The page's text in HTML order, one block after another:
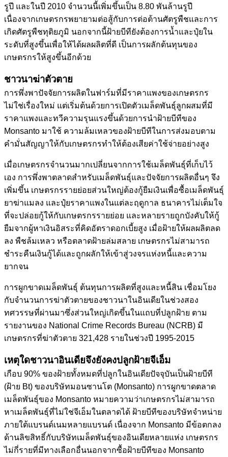
รูปี และในปี 2010 จำนวนนี้เพิ่มขึ้นเป็น 8.80 พันล้านรูปี
เนื่องจากเกษตรกรพยายามต่อสู้กับการต่อต้านศัตรูพืชและการ
เกิดศัตรูพืชทุติยภูมิ นอกจากนี้ฝ้ายบีทียังต้องการน้ำและปุ๋ยใน
ระดับที่สูงขึ้นเพื่อให้ได้ผลผลิตที่ดี เป็นการผลักต้นทุนของ
เกษตรกรให้สูงขึ้นอีกด้วย
ชาวนาฆ่าตัวตาย
การพึ่งพาปัจจัยการผลิตในฟาร์มที่มีราคาแพงของเกษตรกร
ไม่ใช่เรื่องใหม่ แต่เริ่มต้นด้วยการเปิดตัวเมล็ดพันธุ์ลูกผสมที่มี
ราคาแพงและทวีความรุนแรงขึ้นด้วยการนำฝ้ายบีทีของ
Monsanto มาใช้ ความล้มเหลวของฝ้ายบีทีในการส่งมอบตาม
คำมั่นสัญญาให้กับเกษตรกรทำให้ต้องเสียค่าใช้จ่ายอย่างสูง
เมื่อเกษตรกรจำนวนมากเปลี่ยนจากการใช้เมล็ดพันธุ์ที่เก็บไว้
เอง การพึ่งพาตลาดสำหรับเมล็ดพันธุ์และปัจจัยการผลิตอื่นๆ จึง
เพิ่มขึ้น เกษตรกรรายย่อยส่วนใหญ่ต้องกู้ยืมเงินเพื่อซื้อเมล็ดพันธุ์
ยาฆ่าแมลง และปุ๋ยราคาแพงในแต่ละฤดูกาล ธนาคารไม่เต็มใจ
ที่จะปล่อยกู้ให้กับเกษตรกรรายย่อย และหลายรายถูกบังคับให้กู้
ยืมจากผู้หาเงินอิสระที่คิดอัตราดอกเบี้ยสูง เมื่อฝ้ายให้ผลผลิตลด
ลง พืชล้มเหลว หรือตลาดฝ้ายล่มสลาย เกษตรกรไม่สามารถ
ชำระคืนเงินกู้ได้และถูกผลักให้เข้าสู่วงจรแห่งหนี้และความ
ยากจน
การผูกขาดเมล็ดพันธุ์ ต้นทุนการผลิตที่สูงและหนี้สิน เชื่อมโยง
กับจำนวนการฆ่าตัวตายของชาวนาในอินเดียในช่วงสอง
ทศวรรษที่ผ่านมาซึ่งส่วนใหญ่เกิดขึ้นในแถบที่ปลูกฝ้าย ตาม
รายงานของ National Crime Records Bureau (NCRB) มี
เกษตรกรที่ฆ่าตัวตาย 321,428 รายในช่วงปี 1995-2015
เหตุใดชาวนาอินเดียจึงยังคงปลูกฝ้ายจีเอ็ม
เกือบ 90% ของฝ้ายทั้งหมดที่ปลูกในอินเดียปัจจุบันเป็นฝ้ายบีที
(ฝ้าย Bt) ของบริษัทมอนซานโต (Monsanto) การผูกขาดตลาด
เมล็ดพันธุ์ของ Monsanto หมายความว่าเกษตรกรไม่สามารถ
หาเมล็ดพันธุ์ที่ไม่ใช่จีเอ็มในตลาดได้ ฝ้ายบีทีของบริษัทจำหน่าย
ภายใต้แบรนด์เนมหลายแบรนด์ เนื่องจาก Monsanto มีข้อตกลง
ด้านลิขสิทธิ์กับบริษัทเมล็ดพันธุ์ของอินเดียหลายแห่ง เกษตรกร
ไม่กี่รายที่มีทางเลือกอื่นนอกจากซื้อฝ้ายบีทีของ Monsanto